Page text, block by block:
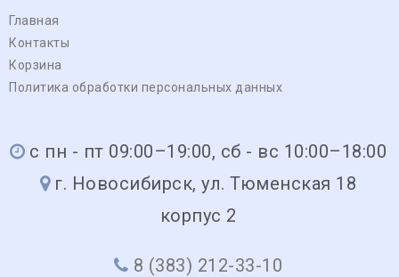
Главная
Контакты
Корзина
Политика обработки персональных данных
с пн - пт 09:00–19:00, сб - вс 10:00–18:00
г. Новосибирск, ул. Тюменская 18
корпус 2
8 (383) 212-33-10